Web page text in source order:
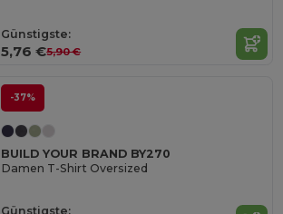
Günstigste:
5,76 €5,90 €
-37%
BUILD YOUR BRAND BY270
Damen T-Shirt Oversized
Günstigste: